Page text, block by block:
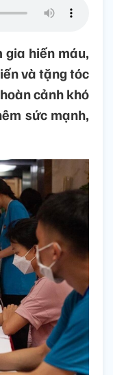
gia hiến máu,
và tặng tóc
cảnh khó
sức mạnh,